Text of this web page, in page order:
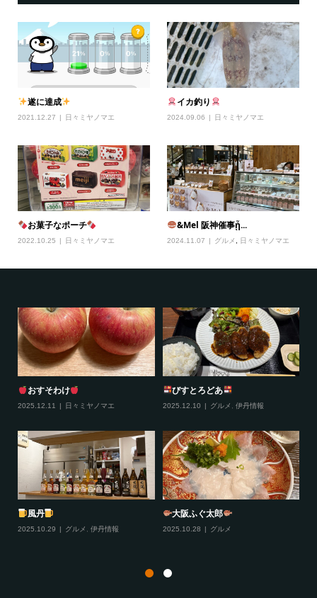
遂に達成
2021.12.27 日々ミヤノマエ
イカ釣り
2024.09.06 日々ミヤノマエ
お菓子なポーチ
2022.10.25 日々ミヤノマエ
&Mel 阪神催事ᾖ...
2024.11.07 グルメ , 日々ミヤノマエ
おすそわけ
2025.12.11 日々ミヤノマエ
びすとろどあ
2025.12.10 グルメ 伊丹情報
風丹
2025.10.29 グルメ 伊丹情報
大阪ふぐ太郎
2025.10.28 グルメ